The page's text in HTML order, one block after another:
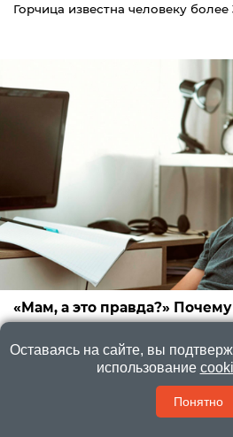
Горчица известна человеку более
«Мам, а это правда?»
делать
Как объяснить ребёнку, чему
а что лучше не воспринимать
Оставаясь на сайте, вы
использование
Понятно